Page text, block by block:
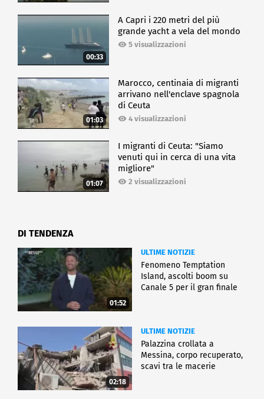
00:33
A Capri i 220 metri del più
grande yacht a vela del mondo
5 visualizzazioni
01:03
Marocco, centinaia di migranti
arrivano nell'enclave spagnola
di Ceuta
4 visualizzazioni
01:07
I migranti di Ceuta: "Siamo
venuti qui in cerca di una vita
migliore"
2 visualizzazioni
DI TENDENZA
01:52
ULTIME NOTIZIE
Fenomeno Temptation
Island, ascolti boom su
Canale 5 per il gran finale
02:18
ULTIME NOTIZIE
Palazzina crollata a
Messina, corpo recuperato,
scavi tra le macerie